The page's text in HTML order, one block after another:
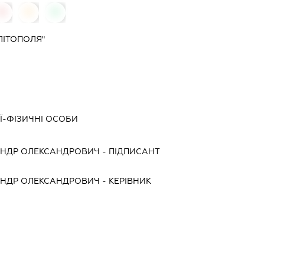
ФІЗИЧНІ ОСОБИ
ОЛЕКСАНДРОВИЧ - ПІДПИСАНТ
ОЛЕКСАНДРОВИЧ - КЕРІВНИК